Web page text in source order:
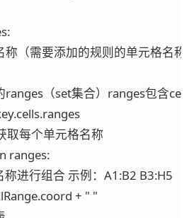
名称（需要添加的规则的单元格名称
的ranges（set集合）ranges包含
获取每个单元格名称
ranges:
名称进行组合 示例：A1:B2 B3:H5
+ " "